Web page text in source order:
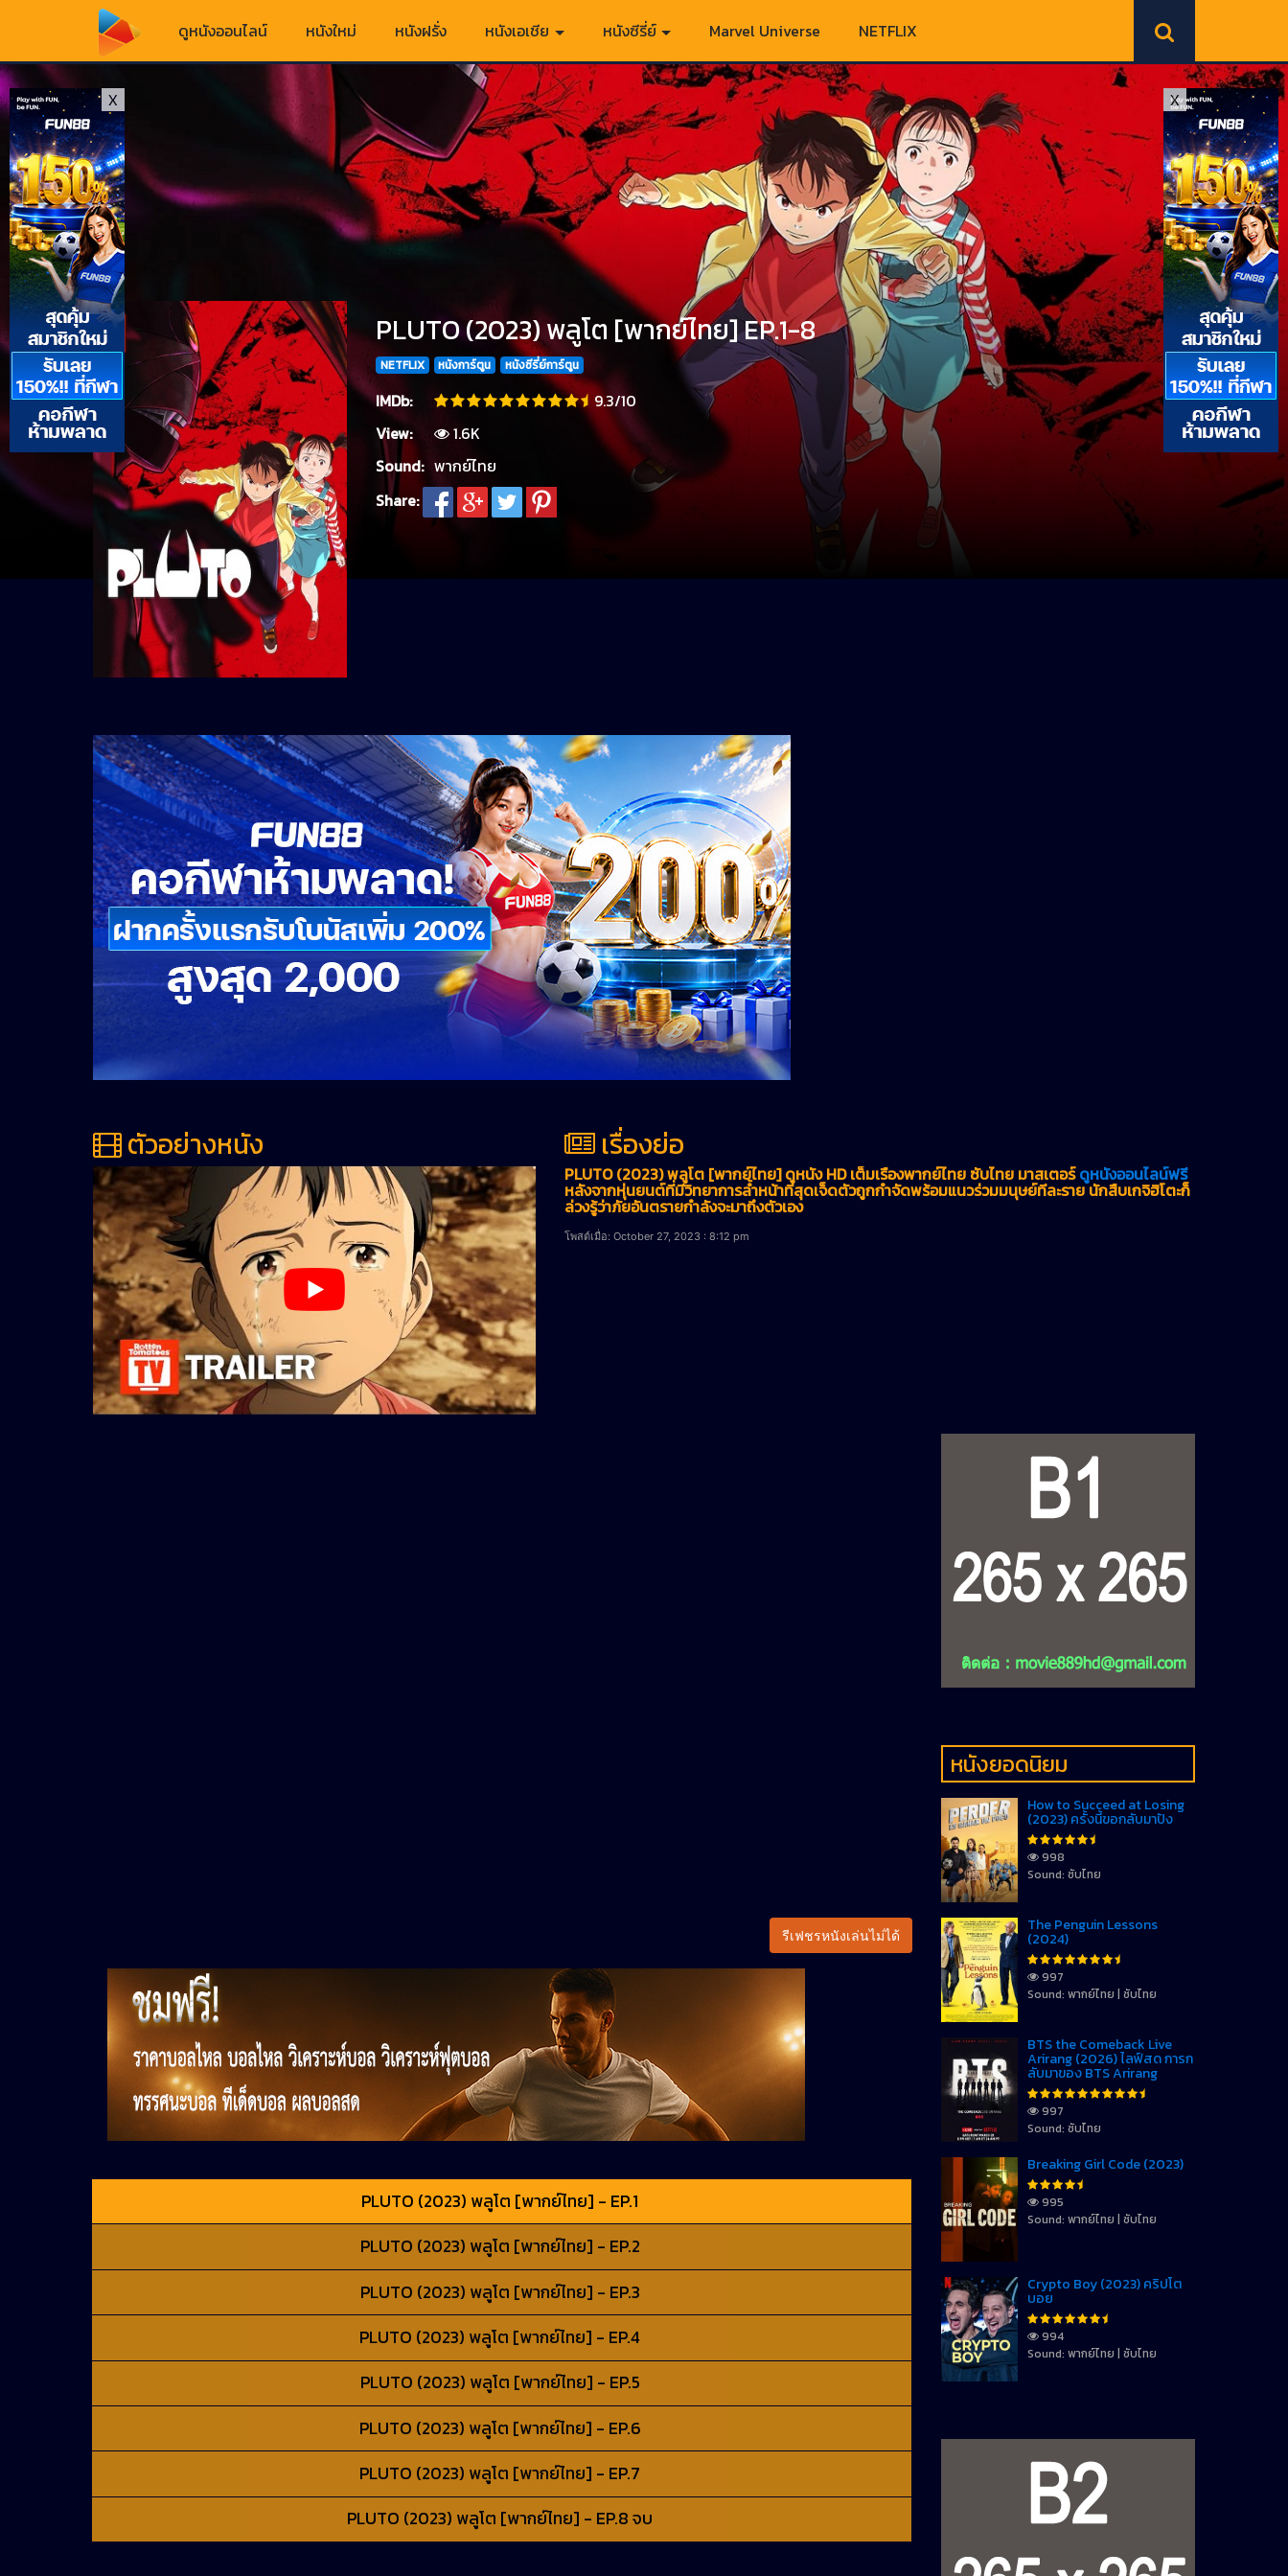
ดูหนังออนไลน์ หนังใหม่ หนังฝรั่ง หนังเอเชีย หนังซีรี่ย์ Marvel Universe NETFLIX
PLUTO (2023) พลูโต [พากย์ไทย] EP.1-8
NETFLIX หนังการ์ตูน หนังซีรี่ย์การ์ตูน
IMDb:
9.3/10
View:
1.6K
Sound: พากย์ไทย
Share:
ตัวอย่างหนัง เรื่องย่อ
PLUTO (2023) พลูโต [พากย์ไทย] ดูหนัง HD เต็มเรื่องพากย์ไทย ซับไทย มาสเตอร์ดูหนังออนไลน์ฟรี
หลังจากหุ่นยนต์ที่มีวิทยาการล้ำหน้าที่สุดเจ็ดตัวถูกกำจัดพร้อมแนวร่วมมนุษย์ทีละราย นักสืบเกจิฮิโตะก็
ล่วงรู้ว่าภัยอันตรายกำลังจะมาถึงตัวเอง
โพสต์เมื่อ: October 27, 2023 : 8:12 pm
รีเฟชรหนังเล่นไม่ได้
PLUTO (2023) พลูโต [พากย์ไทย] - EP.1
PLUTO (2023) พลูโต [พากย์ไทย] - EP.2
PLUTO (2023) พลูโต [พากย์ไทย] - EP.3
PLUTO (2023) พลูโต [พากย์ไทย] - EP.4
PLUTO (2023) พลูโต [พากย์ไทย] - EP.5
PLUTO (2023) พลูโต [พากย์ไทย] - EP.6
PLUTO (2023) พลูโต [พากย์ไทย] - EP.7
PLUTO (2023) พลูโต [พากย์ไทย] - EP.8 จบ
หนังยอดนิยม
How to Succeed at Losing
(2023) ครั้งนี้ขอกลับมาปัง
998
Sound: ซับไทย
The Penguin Lessons
(2024)
997
Sound: พากย์ไทย | ซับไทย
BTS the Comeback Live
Arirang (2026) ไลฟ์สด การก
ลับมาของ BTS Arirang
997
Sound: ซับไทย
Breaking Girl Code (2023)
995
Sound: พากย์ไทย | ซับไทย
Crypto Boy (2023) คริปโต
บอย
994
Sound: พากย์ไทย | ซับไทย
X X